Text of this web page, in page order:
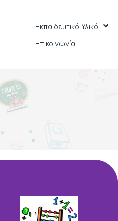
Εκπαιδευτικό Υλικό
Επικοινωνία